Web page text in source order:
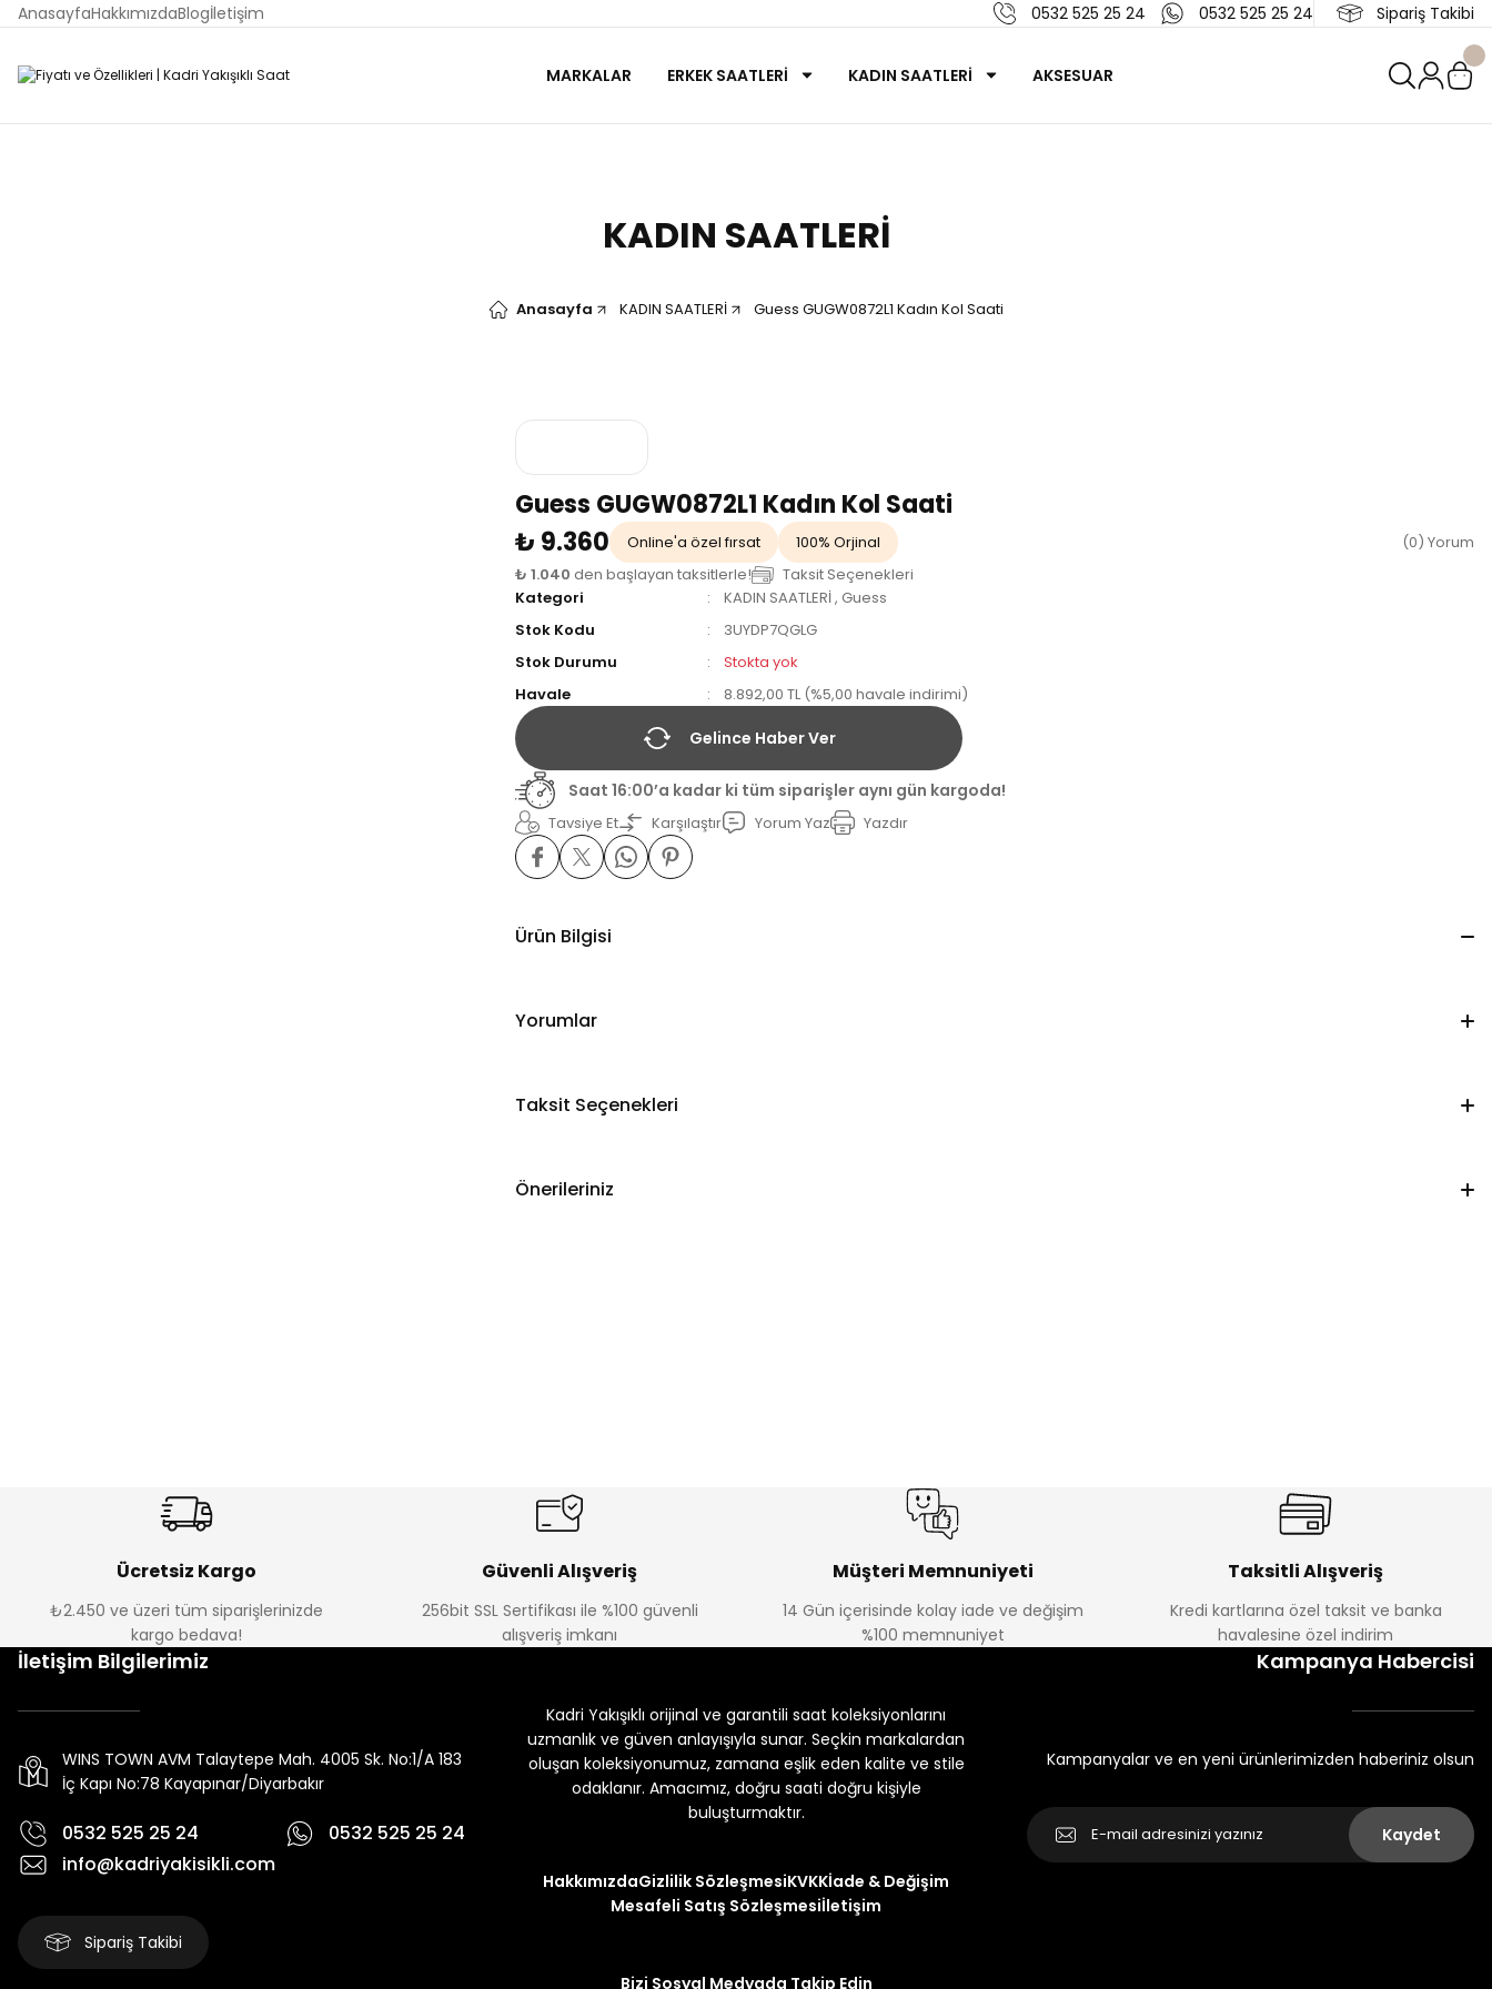
AnasayfaHakkımızdaBlogİletişim 0532 525 25 24 0532 525 25 24 Sipariş Takibi
MARKALAR ERKEK SAATLERİ KADIN SAATLERİ AKSESUAR
KADIN SAATLERİ
Anasayfa KADIN SAATLERİ Guess GUGW0872L1 Kadın Kol Saati
Guess GUGW0872L1 Kadın Kol Saati
₺ 9.360
Online'a özel fırsat 100% Orjinal
(0) Yorum
₺ 1.040 den başlayan taksitlerle!
Taksit Seçenekleri
Kategori
KADIN SAATLERİ, Guess
Stok Kodu
3UYDP7QGLG
Stok Durumu
Stokta yok
Havale
8.892,00 TL (%5,00 havale indirimi)
Gelince Haber Ver
Saat 16:00’a kadar ki tüm siparişler aynı gün kargoda!
Tavsiye Et Karşılaştır Yorum Yaz Yazdır
Ürün Bilgisi
Yorumlar
Taksit Seçenekleri
Önerileriniz
Ücretsiz Kargo
₺2.450 ve üzeri tüm siparişlerinizde
kargo bedava!
Güvenli Alışveriş
256bit SSL Sertifikası ile %100 güvenli
alışveriş imkanı
Müşteri Memnuniyeti
14 Gün içerisinde kolay iade ve değişim
%100 memnuniyet
Taksitli Alışveriş
Kredi kartlarına özel taksit ve banka
havalesine özel indirim
İletişim Bilgilerimiz
WINS TOWN AVM Talaytepe Mah. 4005 Sk. No:1/A 183
İç Kapı No:78 Kayapınar/Diyarbakır
0532 525 25 24
0532 525 25 24
info@kadriyakisikli.com
Sipariş Takibi
Kadri Yakışıklı orijinal ve garantili saat koleksiyonlarını
uzmanlık ve güven anlayışıyla sunar. Seçkin markalardan
oluşan koleksiyonumuz, zamana eşlik eden kalite ve stile
odaklanır. Amacımız, doğru saati doğru kişiyle
buluşturmaktır.
HakkımızdaGizlilik SözleşmesiKVKKİade & Değişim
Mesafeli Satış Sözleşmesiİletişim
Bizi Sosyal Medyada Takip Edin
Kampanya Habercisi
Kampanyalar ve en yeni ürünlerimizden haberiniz olsun
Kaydet